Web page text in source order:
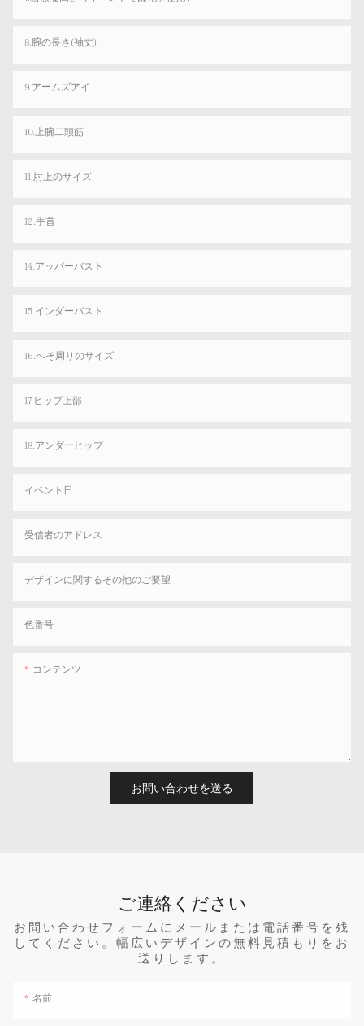
8.腕の長さ(袖丈)
9.アームズアイ
10.上腕二頭筋
11.肘上のサイズ
12.手首
14.アッパーバスト
15.インダーバスト
16.へそ周りのサイズ
17.ヒップ上部
18.アンダーヒップ
イベント日
受信者のアドレス
デザインに関するその他のご要望
色番号
コンテンツ
お問い合わせを送る
ご連絡ください
お問い合わせフォームにメールまたは電話番号を残
してください。幅広いデザインの無料見積もりをお
送りします。
名前